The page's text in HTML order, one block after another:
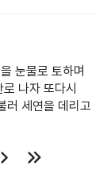
눈물로 토하며
나자 또다시
러 세연을 데리고